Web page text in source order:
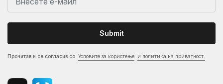
Submit
Прочитав и се согласив со Условите за користење и политика на приватност.